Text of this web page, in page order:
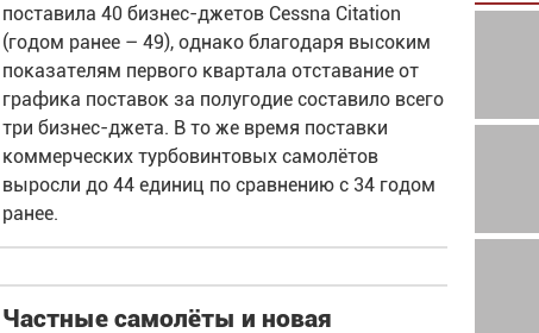
поставила 40 бизнес-джетов Cessna Citation
(годом ранее – 49), однако благодаря высоким
показателям первого квартала отставание от
графика поставок за полугодие составило всего
три бизнес-джета. В то же время поставки
коммерческих турбовинтовых самолётов
выросли до 44 единиц по сравнению с 34 годом
ранее.
Частные самолёты и новая